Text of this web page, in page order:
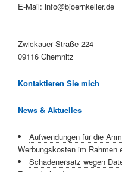
E-Mail: info@bjoernkeller.de
Zwickauer Straße 224
09116 Chemnitz
Kontaktieren Sie mich
News & Aktuelles
Aufwendungen für die
Werbungskosten im Rahmen
Schadenersatz wegen